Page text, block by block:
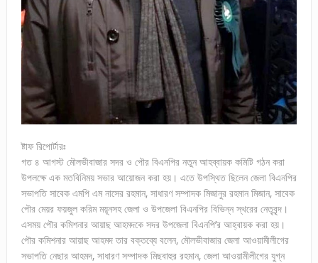
ষ্টাফ রিপোর্টারঃ
গত ৪ আগস্ট মৌলভীবাজার সদর ও পৌর বিএনপির নতুন আহব্বায়ক কমিটি গঠন করা
উপলক্ষে এক মতবিনিময় সভার আয়োজন করা হয়। এতে উপস্থিত ছিলেন জেলা বিএনপির
সভাপতি সাবেক এমপি এম নাসের রহমান, সাধারণ সম্পাদক মিজানুর রহমান মিজান, সাবেক
পৌর মেয়র ফয়জুল করিম ময়ূনসহ জেলা ও উপজেলা বিএনপির বিভিন্ন স্থরের নেতৃবৃন্দ।
এসময় পৌর কমিশনার আয়াছ আহমদকে সদর উপজেলা বিএনপি’র আহ্বায়ক করা হয়।
পৌর কমিশনার আয়াছ আহমদ তার বক্তব্যে বলেন, মৌলভীবাজার জেলা আওয়ামীলীগের
সভাপতি নেছার আহমদ, সাধারণ সম্পাদক মিছবাহুর রহমান, জেলা আওয়ামীলীগের যুগ্ন